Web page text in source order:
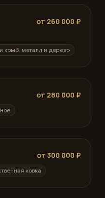
от 260 000 ₽
комб. металл и дерево
от 280 000 ₽
от 300 000 ₽
ковка